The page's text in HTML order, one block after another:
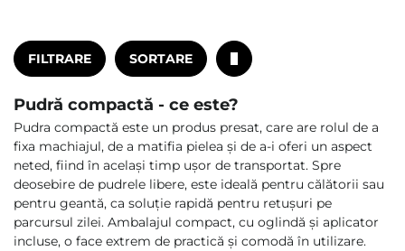
FILTRARE SORTARE
Pudră compactă - ce este?
Pudra compactă este un produs presat, care are rolul de a
fixa machiajul, de a matifia pielea și de a-i oferi un aspect
neted, fiind în același timp ușor de transportat. Spre
deosebire de pudrele libere, este ideală pentru călătorii sau
pentru geantă, ca soluție rapidă pentru retușuri pe
parcursul zilei. Ambalajul compact, cu oglindă și aplicator
incluse, o face extrem de practică și comodă în utilizare.